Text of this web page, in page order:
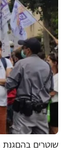
שוטרים בהםגנת